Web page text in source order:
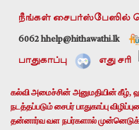
நீங்கள் சைபர்ஸ்பேஸில்
6062 hhelp@hithawathi.lk
பாதுகாப்பு எது சரி
கல்வி அமைச்சின் அனுமதியின் கீழ்,
நடத்தப்படும் சைபர் பாதுகாப்பு
தன்னார்வ வள நபர்களால்